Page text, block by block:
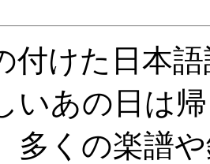
付けた日本
あの日は帰
多くの楽譜